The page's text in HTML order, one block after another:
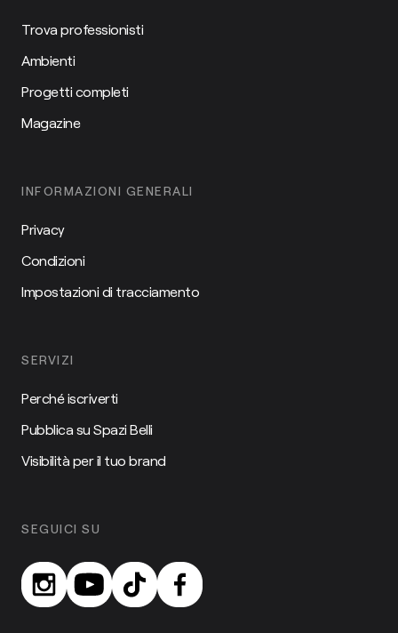
Trova professionisti
Ambienti
Progetti completi
Magazine
INFORMAZIONI GENERALI
Privacy
Condizioni
Impostazioni di tracciamento
SERVIZI
Perché iscriverti
Pubblica su Spazi Belli
Visibilità per il tuo brand
SEGUICI SU